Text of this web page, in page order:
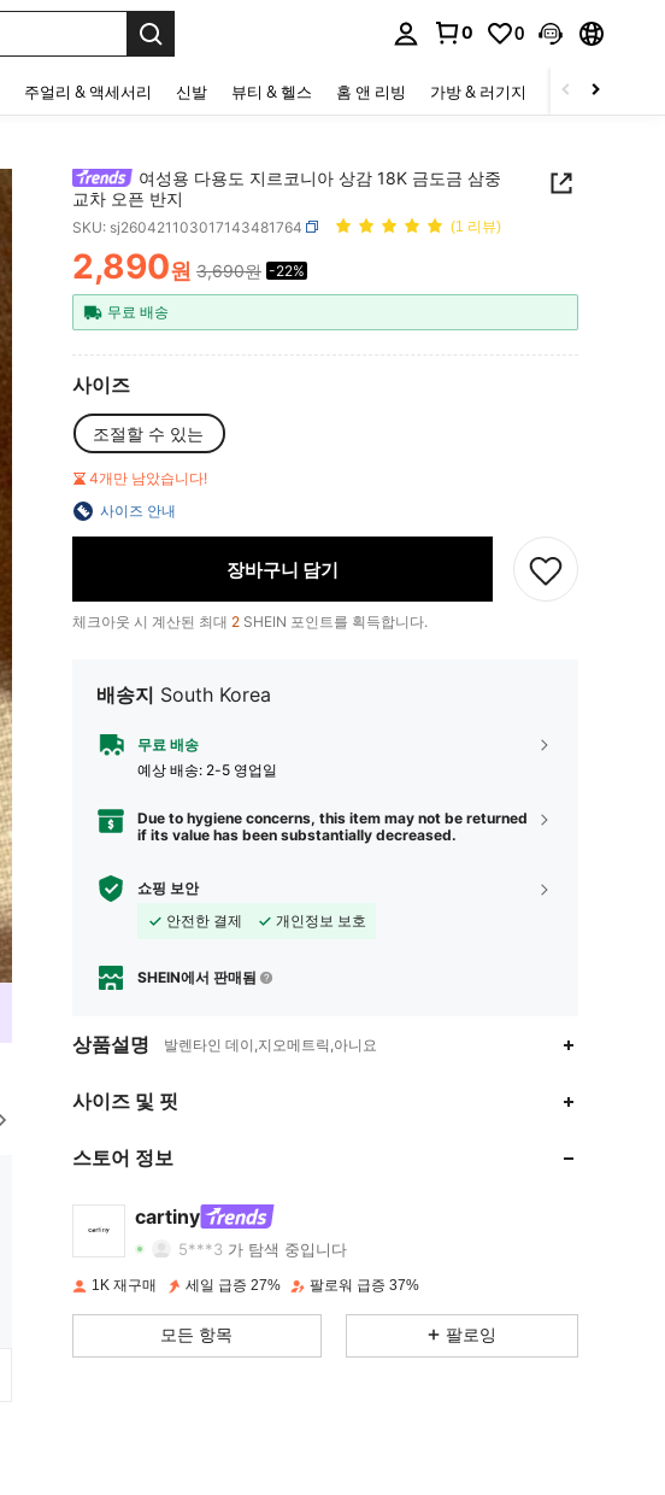
0 0
주얼리 & 액세서리 신발 뷰티 & 헬스 홈 앤 리빙 가방 & 러기지 스포츠 & 아웃
여성용 다용도 지르코니아 상감 18K 금도금 삼중
교차 오픈 반지
SKU: sj260421103017143481764 (1 리뷰)
PRICE AND AVAILABILITY
2,890원 3,690원 -22%
무료 배송
사이즈
조절할 수 있는
4개만 남았습니다!
사이즈 안내
장바구니 담기
체크아웃 시 계산된 최대 2 SHEIN 포인트를 획득합니다.
배송지 South Korea
무료 배송
예상 배송: 2-5 영업일
Due to hygiene concerns, this item may not be returned
if its value has been substantially decreased.
쇼핑 보안
안전한 결제
개인정보 보호
SHEIN에서 판매됨
상품설명 발렌타인 데이,지오메트릭,아니요
사이즈 및 핏
스토어 정보
cartiny
4.89
4.89
4.89 220
5***3 가 탐색 중입니다
4.89 220 2.6K
1K 재구매 세일 급증 27% 팔로워 급증 37%
모든 항목 팔로잉